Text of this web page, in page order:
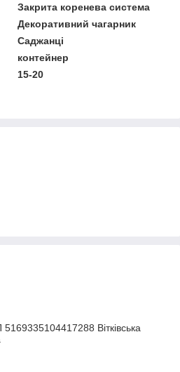
Закрита коренева система
Декоративний чагарник
Саджанці
контейнер
15-20
Вітківська